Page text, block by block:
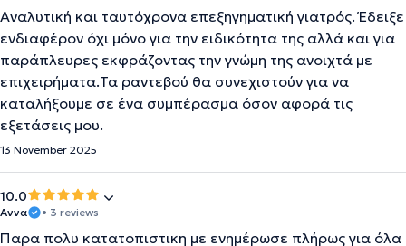
Αναλυτική και ταυτόχρονα επεξηγηματική γιατρός. Έδειξε
ενδιαφέρον όχι μόνο για την ειδικότητα της αλλά και για
παράπλευρες εκφράζοντας την γνώμη της ανοιχτά με
επιχειρήματα.Τα ραντεβού θα συνεχιστούν για να
καταλήξουμε σε ένα συμπέρασμα όσον αφορά τις
εξετάσεις μου.
13 November 2025
10.0
Αννα • 3 reviews
Παρα πολυ κατατοπιστικη με ενημέρωσε πλήρως για όλα